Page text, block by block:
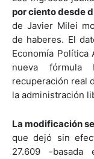
por ciento desde
de Javier Milei
de haberes. El
Economía Política
nueva fórmula
recuperación real
la administración
La modificación
que dejó sin
27.609 -